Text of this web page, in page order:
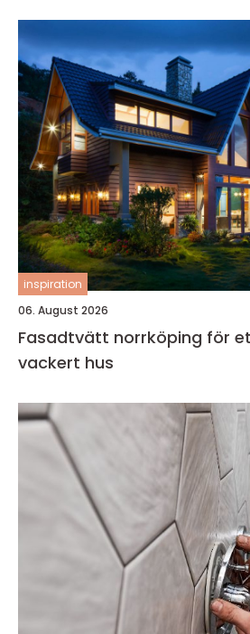
inspiration
06. August 2026
Fasadtvätt norrköping för
vackert hus